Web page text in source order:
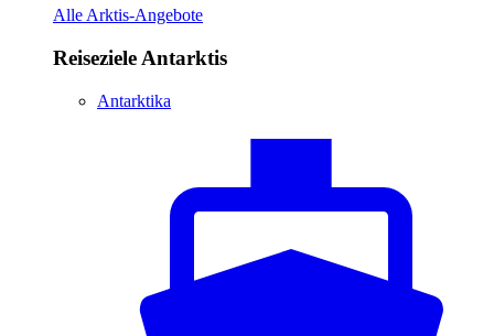
Alle Arktis-Angebote
Reiseziele Antarktis
Antarktika